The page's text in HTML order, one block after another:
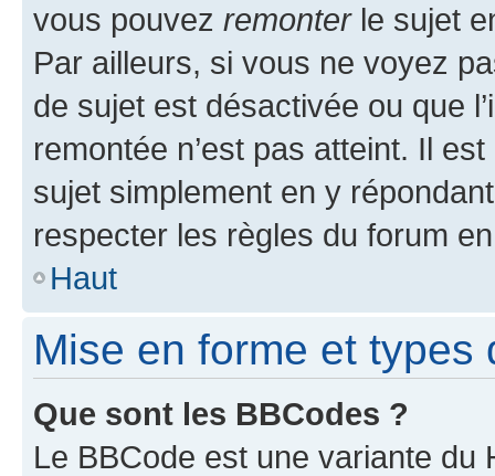
vous pouvez remonterle sujet
Par ailleurs, si vous ne voyez
de sujet est désactivée ou que
remontée n’est pas atteint. Il
sujet simplement en y
respecter les règles du forum
Haut
Mise en forme et types
Que sont les BBCodes ?
Le BBCode est une variante du